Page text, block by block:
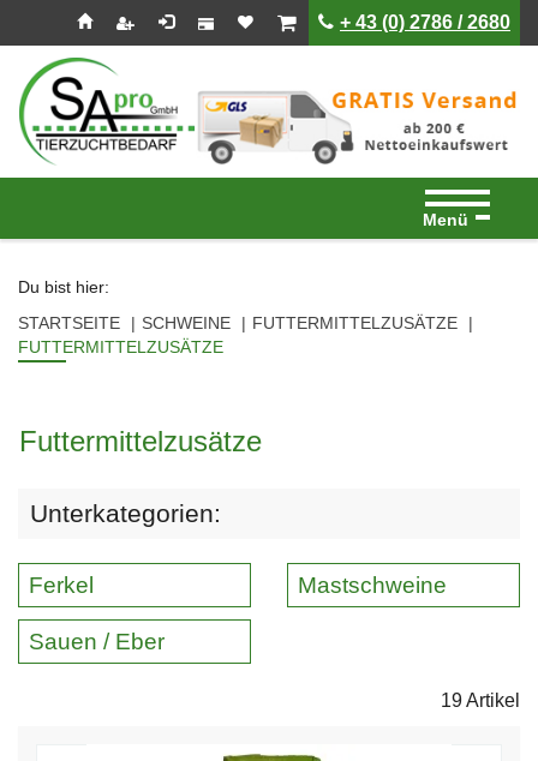
Seitenebreiche:
ist leerist leer+ 43 (0) 2786 / 2680
Menü
Du bist hier:
STARTSEITE
SCHWEINE
FUTTERMITTELZUSÄTZE
FUTTERMITTELZUSÄTZE
Futtermittelzusätze
Unterkategorien:
Ferkel Mastschweine
Sauen / Eber
19 Artikel